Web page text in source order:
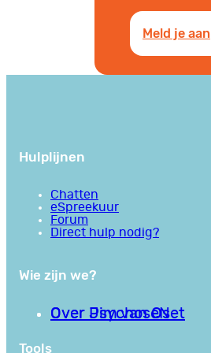
Meld je aan
Hulplijnen
Chatten
eSpreekuur
Forum
Direct hulp nodig?
Wie zijn we?
Over PsychoseNet
Over Jim van Os
Tools